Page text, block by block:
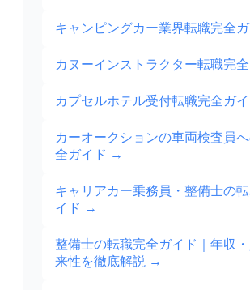
キャンピングカー業界転職完全
カヌーインストラクター転職完
カプセルホテル受付転職完全ガ
カーオークションの車両検査員
全ガイド →
キャリアカー乗務員・整備士の
イド →
整備士の転職完全ガイド｜年収
来性を徹底解説 →